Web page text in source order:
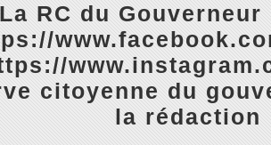
La RC du
citoyenne du
la rédaction